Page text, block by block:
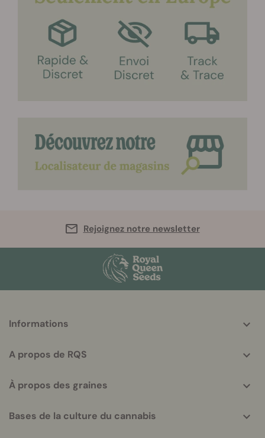
Rejoignez notre newsletter
helpful
Informations
A propos de RQS
À propos des graines
Bases de la culture du cannabis